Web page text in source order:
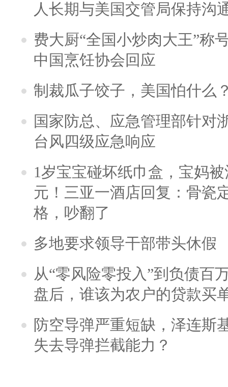
人长期与美国交管局保持沟
费大厨“全国小炒肉大王”称
中国烹饪协会回应
制裁瓜子饺子，美国怕什么
国家防总、应急管理部针对
台风四级应急响应
1岁宝宝碰坏纸巾盒，宝妈
元！三亚一酒店回复：骨瓷
格，吵翻了
多地要求领导干部带头休假
从“零风险零投入”到负债百
盘后，谁该为农户的贷款买
防空导弹严重短缺，泽连斯
失去导弹拦截能力？